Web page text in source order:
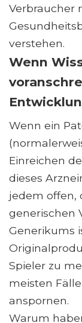
Verbraucher
verstehen.
Wenn
Wenn ein
Einreichen
dieses
jedem offen,
generischen
Generikums
Spieler zu
meisten
anspornen.
Warum